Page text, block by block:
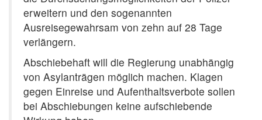
erweitern und den sogenannten
Ausreisegewahrsam von zehn auf 28 Tage
verlängern.
Abschiebehaft will die Regierung unabhängig
von Asylanträgen möglich machen. Klagen
gegen Einreise und Aufenthaltsverbote sollen
bei Abschiebungen keine aufschiebende